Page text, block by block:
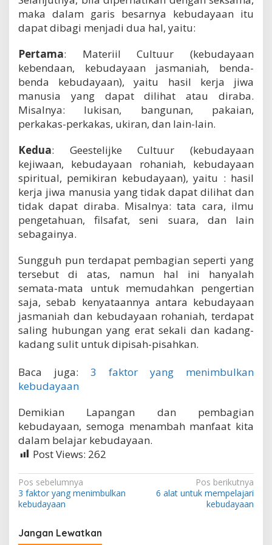
maka dalam garis besarnya kebudayaan itu
dapat dibagi menjadi dua hal, yaitu:
Pertama: Materiil Cultuur (kebudayaan
kebendaan, kebudayaan jasmaniah, benda-
benda kebudayaan), yaitu hasil kerja jiwa
manusia yang dapat dilihat atau diraba.
Misalnya: lukisan, bangunan, pakaian,
perkakas-perkakas, ukiran, dan lain-lain.
Kedua: Geestelijke Cultuur (kebudayaan
kejiwaan, kebudayaan rohaniah, kebudayaan
spiritual, pemikiran kebudayaan), yaitu : hasil
kerja jiwa manusia yang tidak dapat dilihat dan
tidak dapat diraba. Misalnya: tata cara, ilmu
pengetahuan, filsafat, seni suara, dan lain
sebagainya.
Sungguh pun terdapat pembagian seperti yang
tersebut di atas, namun hal ini hanyalah
semata-mata untuk memudahkan pengertian
saja, sebab kenyataannya antara kebudayaan
jasmaniah dan kebudayaan rohaniah, terdapat
saling hubungan yang erat sekali dan kadang-
kadang sulit untuk dipisah-pisahkan.
Baca juga: 3 faktor yang menimbulkan
kebudayaan
Demikian Lapangan dan pembagian
kebudayaan, semoga menambah manfaat kita
dalam belajar kebudayaan.
Post Views: 262
N
a
i
Pos sebelumnya
3 faktor yang menimbulkan
kebudayaan
Pos berikutnya
6 alat untuk mempelajari
kebudayaan
Jangan Lewatkan